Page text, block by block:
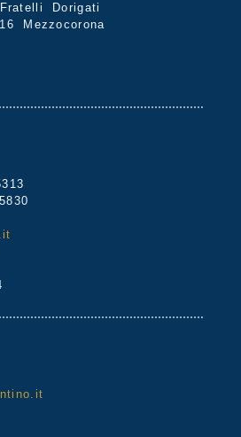
Dorigati
Mezzocorona